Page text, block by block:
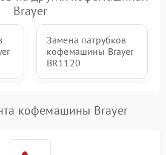
Brayer
Замена патрубков
кофемашины Brayer
BR1120
кофемашины Brayer